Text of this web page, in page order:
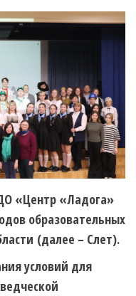
«Центр «Ладога»
образовательных
(далее – Слет).
условий для